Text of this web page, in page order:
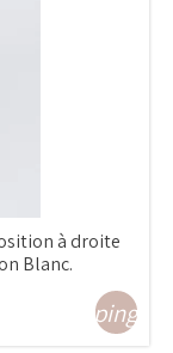
à droite
Blanc.